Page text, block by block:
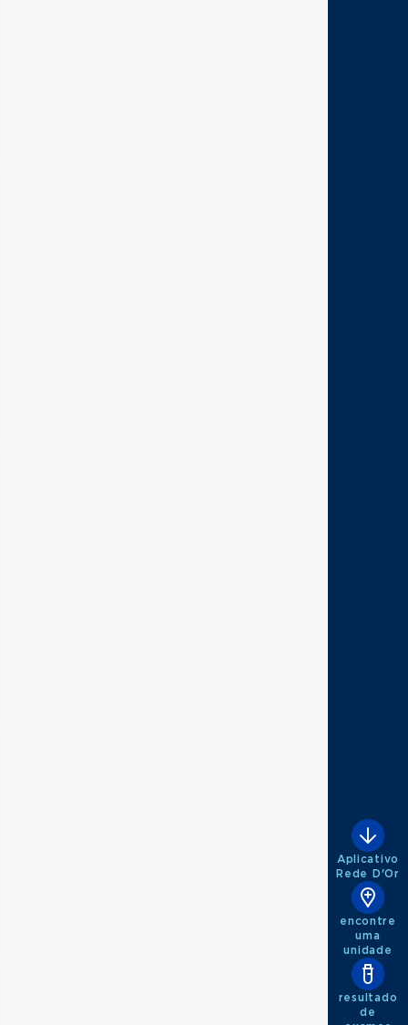
- Medicina do tráfego
Aplicativo
Rede D'Or
encontre
uma
unidade
resultado
de